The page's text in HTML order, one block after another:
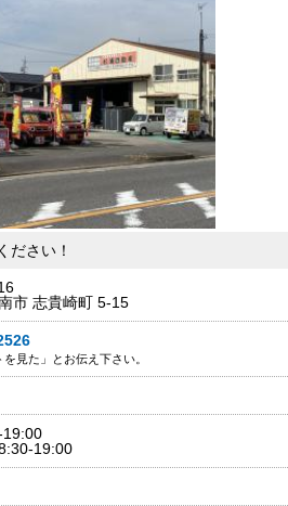
ださい！
市 志貴崎町 5-15
見た」とお伝え下さい。
19:00
19:00